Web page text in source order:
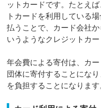
ットカードです。たとえ
トカードを利用している
払うことで、カード会社
いうようなクレジットカー
年会費による寄付は、カ
団体に寄付することにな
を負担することになります